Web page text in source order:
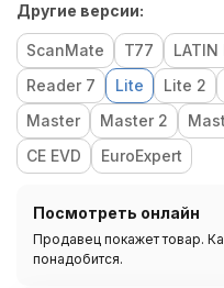
Другие версии:
ScanMate T77 LATIN
Reader 7
Lite Lite 2
Master
Master 2
CE EVD
EuroExpert
Посмотреть онлайн
Продавец покажет товар.
понадобится.